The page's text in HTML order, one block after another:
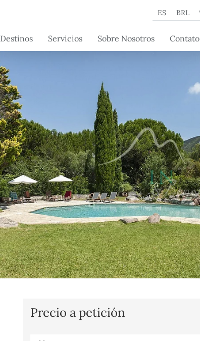
ES BRL
Destinos Servicios Sobre Nosotros
Artículos Beyond
Contato
Precio a petición